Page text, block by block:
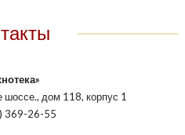
шоссе., дом 118, корпус 1
369-26-55